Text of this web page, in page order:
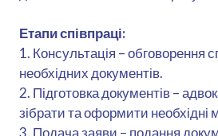
Етапи співпраці:
1. Консультація – обговорення
необхідних документів.
2. Підготовка документів –
зібрати та оформити необхідні